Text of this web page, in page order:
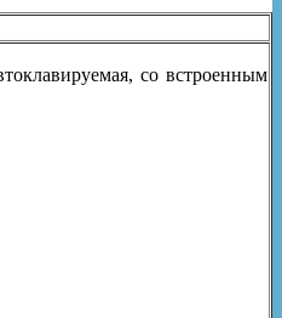
со встроенным